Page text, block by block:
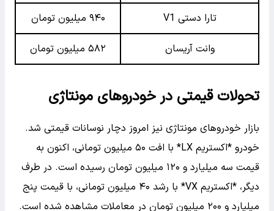
تارا دستی V1 ۹۴۰ میلیون تومان
وانت آریسان ۵۸۲ میلیون تومان
تحولات قیمتی در خودروهای مونتاژی
بازار خودروهای مونتاژی نیز امروز دچار نوسانات قیمتی شد.
خودرو *اکستریم LX* با افت ۵۰ میلیون تومانی، اکنون به
قیمت سه میلیارد و ۱۲۰ میلیون تومان رسیده است. در طرف
دیگر، *اکستریم VX* با رشد ۴۰ میلیون تومانی، با قیمت پنج
میلیارد و ۲۰۰ میلیون تومان در معاملات مشاهده شده است.